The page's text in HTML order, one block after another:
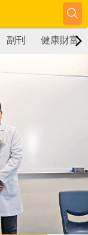
副刊 健康財富